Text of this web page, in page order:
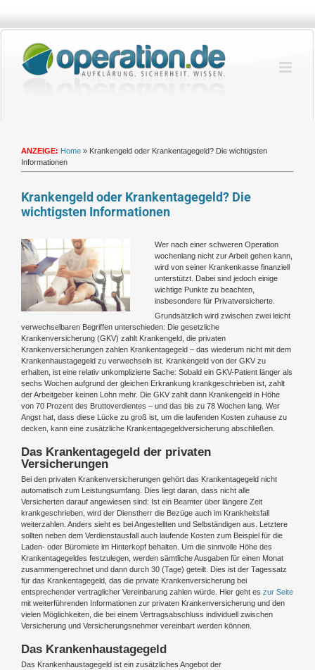
springen
ANZEIGE: Home » Krankengeld oder Krankentagegeld? Die wichtigsten
Informationen
Krankengeld oder Krankentagegeld? Die
wichtigsten Informationen
Zeige
grösseres
Bild
Wer nach einer schweren Operation
wochenlang nicht zur Arbeit gehen kann,
wird von seiner Krankenkasse finanziell
unterstützt. Dabei sind jedoch einige
wichtige Punkte zu beachten,
insbesondere für Privatversicherte.
Grundsätzlich wird zwischen zwei leicht
verwechselbaren Begriffen unterschieden: Die gesetzliche
Krankenversicherung (GKV) zahlt Krankengeld, die privaten
Krankenversicherungen zahlen Krankentagegeld – das wiederum nicht mit dem
Krankenhaustagegeld zu verwechseln ist. Krankengeld von der GKV zu
erhalten, ist eine relativ unkomplizierte Sache: Sobald ein GKV-Patient länger als
sechs Wochen aufgrund der gleichen Erkrankung krankgeschrieben ist, zahlt
der Arbeitgeber keinen Lohn mehr. Die GKV zahlt dann Krankengeld in Höhe
von 70 Prozent des Bruttoverdientes – und das bis zu 78 Wochen lang. Wer
Angst hat, dass diese Lücke zu groß ist, um die laufenden Kosten zuhause zu
decken, kann eine zusätzliche Krankentagegeldversicherung abschließen.
Das Krankentagegeld der privaten
Versicherungen
Bei den privaten Krankenversicherungen gehört das Krankentagegeld nicht
automatisch zum Leistungsumfang. Dies liegt daran, dass nicht alle
Versicherten darauf angewiesen sind: Ist ein Beamter über längere Zeit
krankgeschrieben, wird der Dienstherr die Bezüge auch im Krankheitsfall
weiterzahlen. Anders sieht es bei Angestellten und Selbständigen aus. Letztere
sollten neben dem Verdienstausfall auch laufende Kosten zum Beispiel für die
Laden- oder Büromiete im Hinterkopf behalten. Um die sinnvolle Höhe des
Krankentagegeldes festzulegen, werden sämtliche Ausgaben für einen Monat
zusammengerechnet und dann durch 30 (Tage) geteilt. Dies ist der Tagessatz
für das Krankentagegeld, das die private Krankenversicherung bei
entsprechender vertraglicher Vereinbarung zahlen würde. Hier geht es zur Seite
mit weiterführenden Informationen zur privaten Krankenversicherung und den
vielen Möglichkeiten, die bei einem Vertragsabschluss individuell zwischen
Versicherung und Versicherungsnehmer vereinbart werden können.
Das Krankenhaustagegeld
Das Krankenhaustagegeld ist ein zusätzliches Angebot der